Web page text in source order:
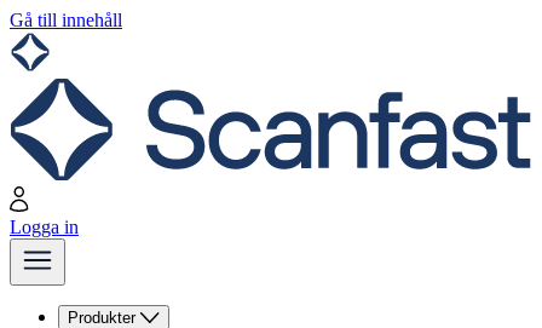
Gå till innehåll
Logga in
Produkter